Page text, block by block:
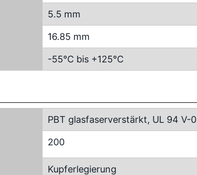
5.5 mm
16.85 mm
-55°C bis +125°C
PBT glasfaserverstärkt, UL 94 V-0
200
Kupferlegierung